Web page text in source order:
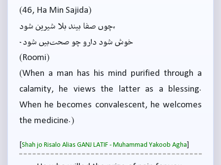
(46, Ha Min Sajida)
چوں صفا بیند بلا شیرین شود،
خوش شود دارو چو صحت‌بیں شود۔
(Roomi)
(When a man has his mind purified through a
calamity, he views the latter as a blessing.
When he becomes convalescent, he welcomes
the medicine.)
[Shah jo Risalo Alias GANJ LATIF - Muhammad Yakoob Agha